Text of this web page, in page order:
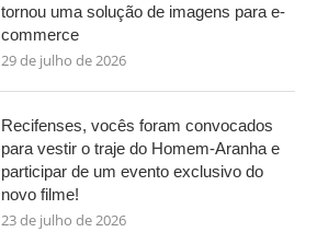
tornou uma solução de imagens para e-
commerce
29 de julho de 2026
Recifenses, vocês foram convocados
para vestir o traje do Homem-Aranha e
participar de um evento exclusivo do
novo filme!
23 de julho de 2026